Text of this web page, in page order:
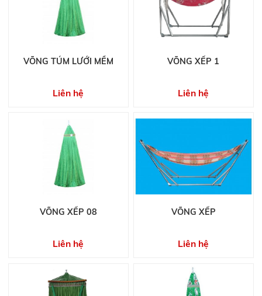
VÕNG TÚM LƯỚI MỀM
Liên hệ
VÕNG XẾP 1
Liên hệ
VÕNG XẾP 08
Liên hệ
VÕNG XẾP
Liên hệ